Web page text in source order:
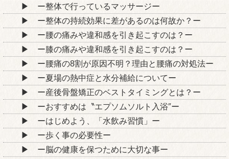
ー整体で行っているマッサージー
ー整体の持続効果に差があるのは何故か？ー
ー腰の痛みや違和感を引き起こすのは？ー
ー膝の痛みや違和感を引き起こすのは？ー
ー腰痛の8割が原因不明？理由と腰痛の対処法ー
ー夏場の熱中症と水分補給についてー
ー産後骨盤矯正のベストタイミングとは？ー
ーおすすめは〝エプソムソルト入浴″ー
ーはじめよう、「水飲み習慣」ー
ー歩く事の必要性ー
ー脳の健康を保つために大切な事ー